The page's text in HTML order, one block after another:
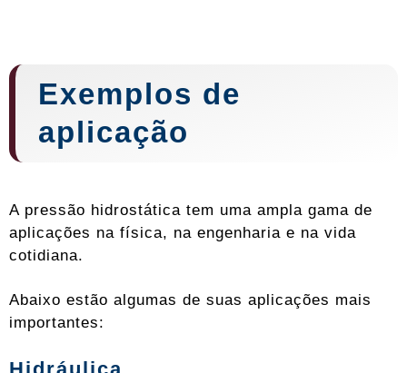
Exemplos de
aplicação
A pressão hidrostática tem uma ampla gama de
aplicações na física, na engenharia e na vida
cotidiana.
Abaixo estão algumas de suas aplicações mais
importantes: